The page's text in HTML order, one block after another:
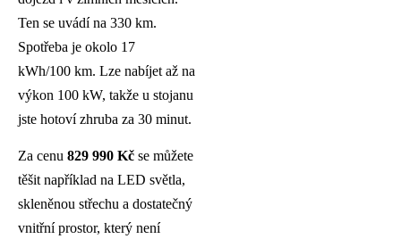
Ten se uvádí na 330 km.
Spotřeba je okolo 17
kWh/100 km. Lze nabíjet až na
výkon 100 kW, takže u stojanu
jste hotoví zhruba za 30 minut.
Za cenu 829 990 Kč se můžete
těšit například na LED světla,
skleněnou střechu a dostatečný
vnitřní prostor, který není